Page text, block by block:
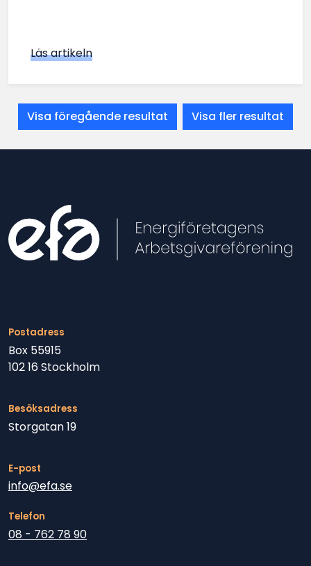
Läs artikeln
Visa föregående resultat Visa fler resultat
Postadress
Box 55915
102 16 Stockholm
Besöksadress
Storgatan 19
E-post
info@efa.se
Telefon
08 - 762 78 90